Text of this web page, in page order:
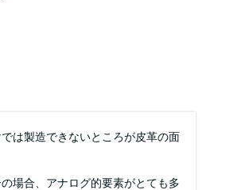
は製造できないところが皮革の面
場合、アナログ的要素がとても多